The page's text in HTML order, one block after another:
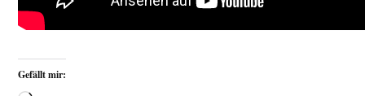
Gefällt mir: